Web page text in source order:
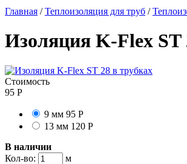
Главная / Теплоизоляция для труб /
Изоляция K-Flex ST
Стоимость
95 Р
9 мм 95 Р
13 мм 120 Р
В наличии
Кол-во:
м